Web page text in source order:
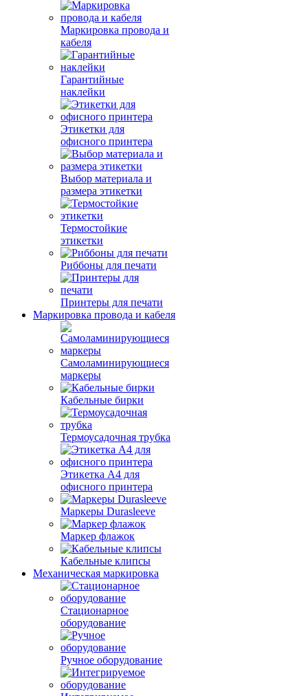
Маркировка провода и
кабеля
Гарантийные
наклейки
Этикетки для
офисного принтера
Выбор материала и
размера этикетки
Термостойкие
этикетки
Риббоны для печати
Принтеры для печати
Маркировка провода и кабеля
Самоламинирующиеся
маркеры
Кабельные бирки
Термоусадочная трубка
Этикетка А4 для
офисного принтера
Маркеры Durasleeve
Маркер флажок
Кабельные клипсы
Механическая маркировка
Стационарное
оборудование
Ручное оборудование